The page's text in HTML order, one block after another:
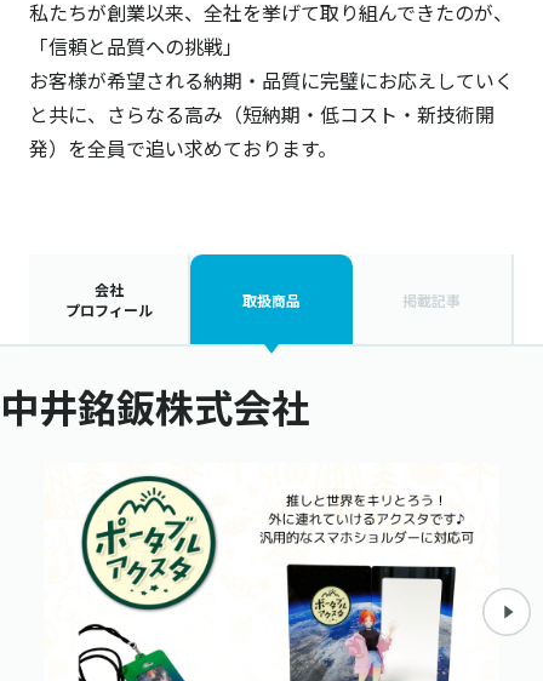
私たちが創業以来、全社を挙げて取り組んできたのが、
「信頼と品質への挑戦」
お客様が希望される納期・品質に完璧にお応えしていく
と共に、さらなる高み（短納期・低コスト・新技術開
発）を全員で追い求めております。
会社
プロフィール
取扱商品 掲載記事
中井銘鈑株式会社